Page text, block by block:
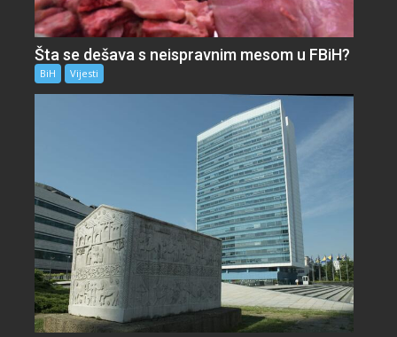
Šta se dešava s neispravnim mesom u FBiH?
BiH Vijesti